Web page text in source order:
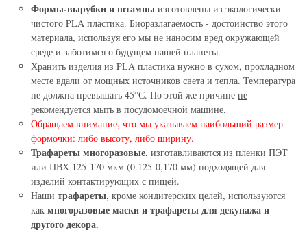
Формы-вырубки и штампы изготовлены из экологически
чистого PLA пластика. Биоразлагаемость - достоинство этого
материала, используя его мы не наносим вред окружающей
среде и заботимся о будущем нашей планеты.
Хранить изделия из PLA пластика нужно в сухом, прохладном
месте вдали от мощных источников света и тепла. Температура
не должна превышать 45°С. По этой же причине не
рекомендуется мыть в посудомоечной машине.
Обращаем внимание, что мы указываем наибольший размер
формочки: либо высоту, либо ширину.
Трафареты многоразовые, изготавливаются из пленки ПЭТ
или ПВХ 125-170 мкм (0.125-0,170 мм) подходящей для
изделий контактирующих с пищей.
Наши трафареты, кроме кондитерских целей, используются
как многоразовые маски и трафареты для декупажа и
другого декора.